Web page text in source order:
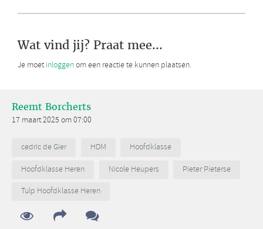
Wat vind jij? Praat mee...
Je moet inloggenom een reactie te kunnen plaatsen.
Reemt Borcherts
17 maart 2025 om 07:00
cedric de Gier HDM
Hoofdklasse
Hoofdklasse Heren
Nicole Heupers
Pieter Pieterse
Tulp Hoofdklasse Heren